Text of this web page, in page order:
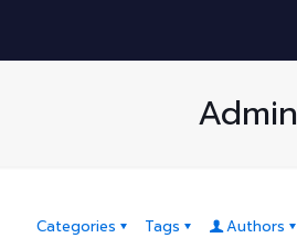
Admin
Categories Tags Authors